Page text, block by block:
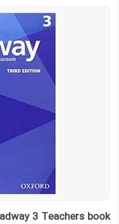
3 Teachers book